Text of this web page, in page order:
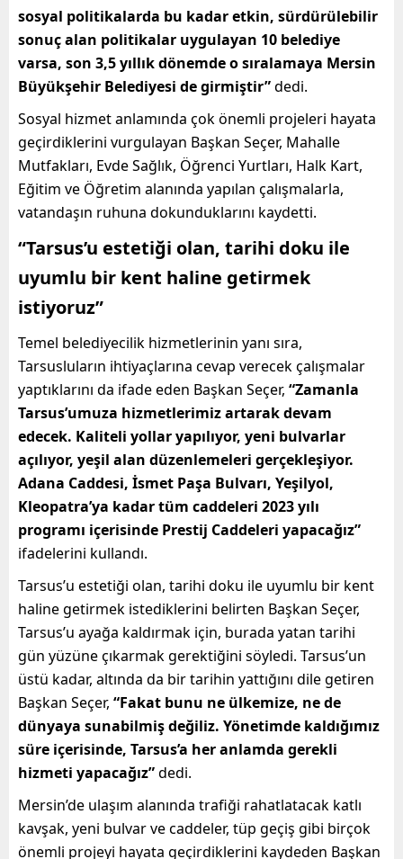
sosyal politikalarda bu kadar etkin, sürdürülebilir
sonuç alan politikalar uygulayan 10 belediye
varsa, son 3,5 yıllık dönemde o sıralamaya Mersin
Büyükşehir Belediyesi de girmiştir”dedi.
Sosyal hizmet anlamında çok önemli projeleri hayata
geçirdiklerini vurgulayan Başkan Seçer, Mahalle
Mutfakları, Evde Sağlık, Öğrenci Yurtları, Halk Kart,
Eğitim ve Öğretim alanında yapılan çalışmalarla,
vatandaşın ruhuna dokunduklarını kaydetti.
“Tarsus’u estetiği olan, tarihi doku ile
uyumlu bir kent haline getirmek
istiyoruz”
Temel belediyecilik hizmetlerinin yanı sıra,
Tarsusluların ihtiyaçlarına cevap verecek çalışmalar
yaptıklarını da ifade eden Başkan Seçer, “Zamanla
Tarsus’umuza hizmetlerimiz artarak devam
edecek. Kaliteli yollar yapılıyor, yeni bulvarlar
açılıyor, yeşil alan düzenlemeleri gerçekleşiyor.
Adana Caddesi, İsmet Paşa Bulvarı, Yeşilyol,
Kleopatra’ya kadar tüm caddeleri 2023 yılı
programı içerisinde Prestij Caddeleri yapacağız”
ifadelerini kullandı.
Tarsus’u estetiği olan, tarihi doku ile uyumlu bir kent
haline getirmek istediklerini belirten Başkan Seçer,
Tarsus’u ayağa kaldırmak için, burada yatan tarihi
gün yüzüne çıkarmak gerektiğini söyledi. Tarsus’un
üstü kadar, altında da bir tarihin yattığını dile getiren
Başkan Seçer, “Fakat bunu ne ülkemize, ne de
dünyaya sunabilmiş değiliz. Yönetimde kaldığımız
süre içerisinde, Tarsus’a her anlamda gerekli
hizmeti yapacağız”dedi.
Mersin’de ulaşım alanında trafiği rahatlatacak katlı
kavşak, yeni bulvar ve caddeler, tüp geçiş gibi birçok
önemli projeyi hayata geçirdiklerini kaydeden Başkan